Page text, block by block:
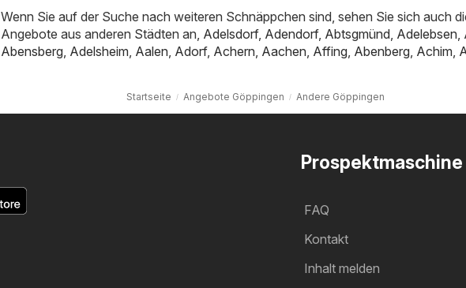
Wenn Sie auf der Suche nach weiteren Schnäppchen sind, sehen Sie sich auch
Angebote aus anderen Städten an, Adelsdorf, Adendorf, Abtsgmünd Adelebsen
Abensberg Adelsheim Aalen Adorf, Achern Aachen Affing Abenberg Achim
Startseite Angebote Göppingen Andere Göppingen
Prospektmaschine
FAQ
Kontakt
Inhalt melden